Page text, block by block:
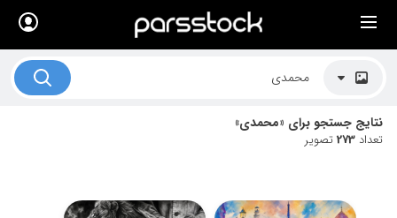
نتایج جستجو برای «محمدی»
تعداد 273تصویر
× لیست قیمت ها
موضوعات تصاویر
هنرمندان ایرانی